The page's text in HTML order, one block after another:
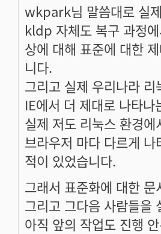
wkpark님 말씀대로 실
kldp 자체도 복구 과정
상에 대해 표준에 대한
니다.
그리고 실제 우리나라
IE에서 더 제대로 나타
실제 저도 리눅스 환경
브라우저 마다 다르게
적이 있었습니다.
그래서 표준화에 대한
그리고 그다음 사람들을
아직 앞의 작업도 진행